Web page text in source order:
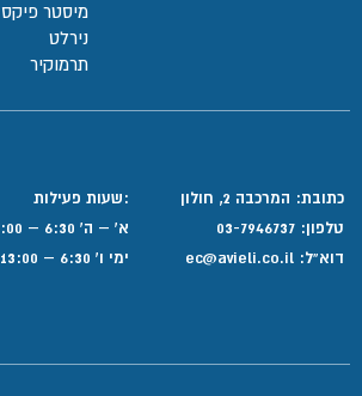
מיסטר פיקס
נירלט
תרמוקיר
כתובת: המרכבה 2, חולון
טלפון: 03-7946737
דוא”ל:
:שעות פעילות
א' – ה' 6:30 – 17:00
ימי ו' 6:30 – 13:00